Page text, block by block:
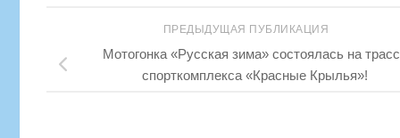
ПРЕДЫДУЩАЯ ПУБЛИКАЦИЯ
Мотогонка «Русская зима» состоялась на
спорткомплекса «Красные Крылья»!